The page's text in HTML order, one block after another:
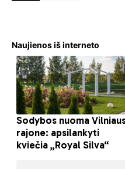
Naujienos iš interneto